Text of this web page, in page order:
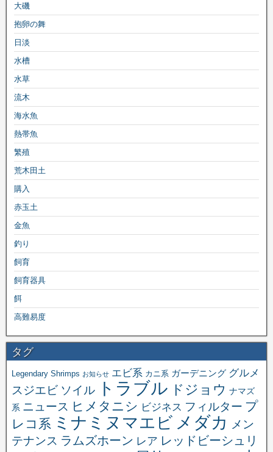
大磯
抱卵の舞
日淡
水槽
水草
流木
海水魚
熱帯魚
繁殖
荒木田土
購入
赤玉土
金魚
釣り
飼育
飼育器具
餌
高難易度
タグ
Legendary Shrimps お知らせ エビ系 カニ系 ガーデニング グルメ
スジエビ ソイル トラブル ドジョウ ナマズ
系 ニュース ヒメタニシ ビジネス フィルター プ
レコ系 ミナミヌマエビ メダカ
メン
テナンス ラムズホーン レア レッドビーシュリ